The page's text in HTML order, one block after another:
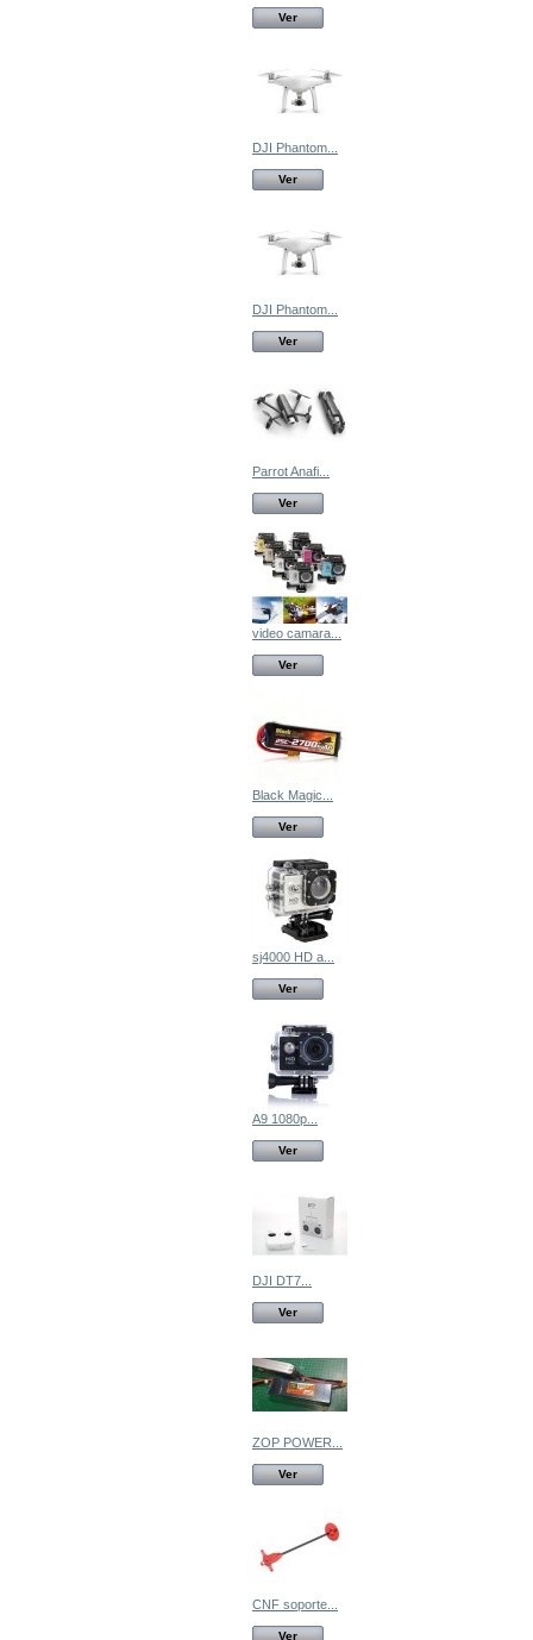
Ver
DJI Phantom...
Ver
DJI Phantom...
Ver
Parrot Anafi...
Ver
video camara...
Ver
Black Magic...
Ver
sj4000 HD a...
Ver
A9 1080p...
Ver
DJI DT7...
Ver
ZOP POWER...
Ver
CNF soporte...
Ver